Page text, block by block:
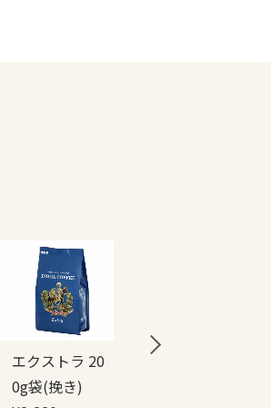
エクストラ 20
0g袋(挽き)
アイスコーヒ